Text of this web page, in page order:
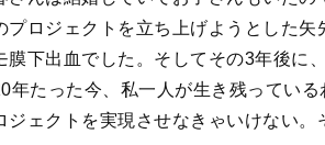
ているような気がします。
性は理屈や数字だけで現実を測るよ
コでプライドが高い。今回の政策で